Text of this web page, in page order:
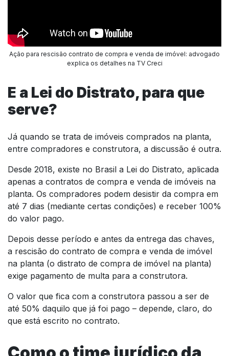
Ação para rescisão contrato de compra e venda de imóvel: advogado
explica os detalhes na TV Creci
E a Lei do Distrato, para que
serve?
Já quando se trata de imóveis comprados na planta,
entre compradores e construtora, a discussão é outra.
Desde 2018, existe no Brasil a Lei do Distrato, aplicada
apenas a contratos de compra e venda de imóveis na
planta. Os compradores podem desistir da compra em
até 7 dias (mediante certas condições) e receber 100%
do valor pago.
Depois desse período e antes da entrega das chaves,
a rescisão do contrato de compra e venda de imóvel
na planta (o distrato de compra de imóvel na planta)
exige pagamento de multa para a construtora.
O valor que fica com a construtora passou a ser de
até 50% daquilo que já foi pago – depende, claro, do
que está escrito no contrato.